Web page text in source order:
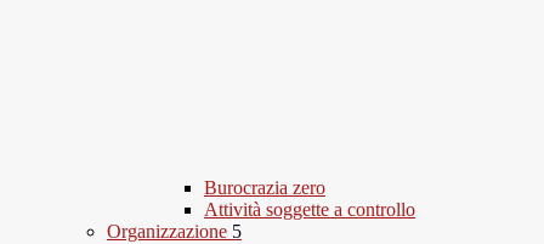
Burocrazia zero
Attività soggette a controllo
Organizzazione 5